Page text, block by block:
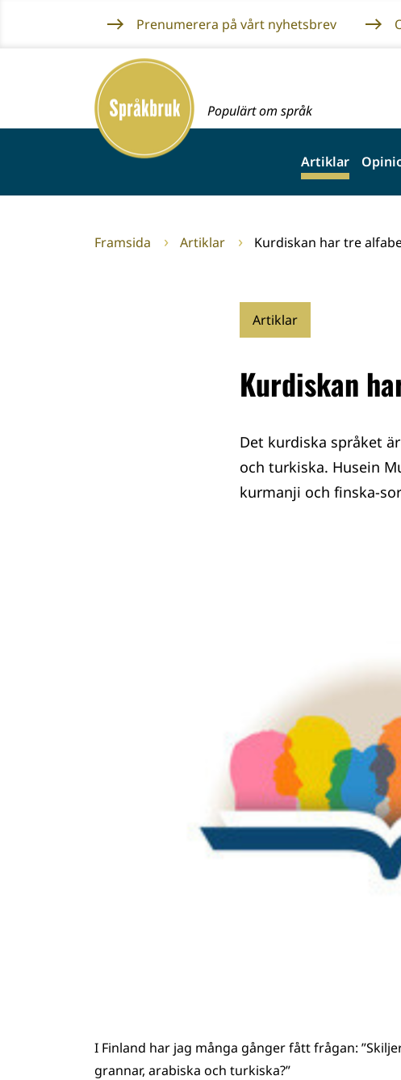
innehållet
Prenumerera på vårt nyhetsbrev
Framsida
Populärt om språk
Artiklar
Framsida Artiklar Kurdiskan har tre
Artiklar
Kurdiskan
Det kurdiska språket
och turkiska. Husein
kurmanji och finska-
I Finland har jag många gånger fått frågan:
grannar, arabiska och turkiska?”